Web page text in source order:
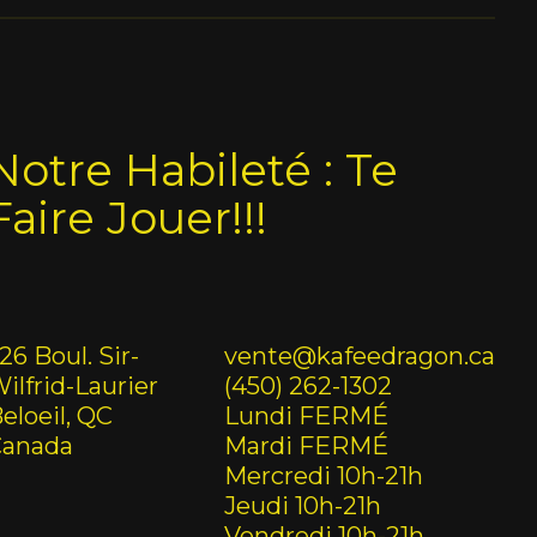
Habileté : Te
Jouer!!!
Boul. Sir-
Laurier
QC
vente@kafeedragon.ca
(450) 262-1302
Lundi FERMÉ
Mardi FERMÉ
Mercredi 10h-21h
Jeudi 10h-21h